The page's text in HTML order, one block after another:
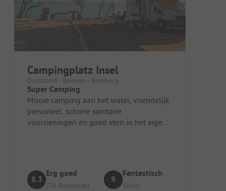
Campingplatz Insel
Duitsland - Beieren - Bamberg
Super Camping
Mooie camping aan het water, vriendelijk
personeel, schone sanitaire
voorzieningen en goed eten in het eigen
8.3
Erg goed
(70 Recensies)
9
Fantastisch
Silvio